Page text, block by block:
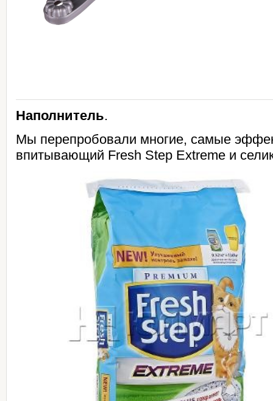
Наполнитель.
Мы перепробовали многие, самые
впитывающий Fresh Step Extreme и